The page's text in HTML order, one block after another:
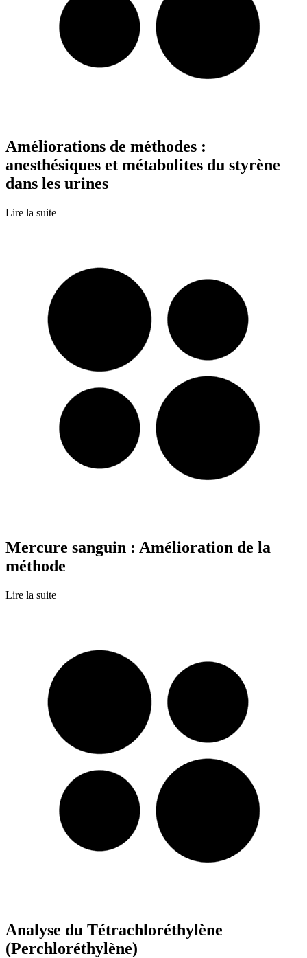
Améliorations de méthodes :
anesthésiques et métabolites du styrène
dans les urines
Lire la suite
Mercure sanguin : Amélioration de la
méthode
Lire la suite
Analyse du Tétrachloréthylène
(Perchloréthylène)